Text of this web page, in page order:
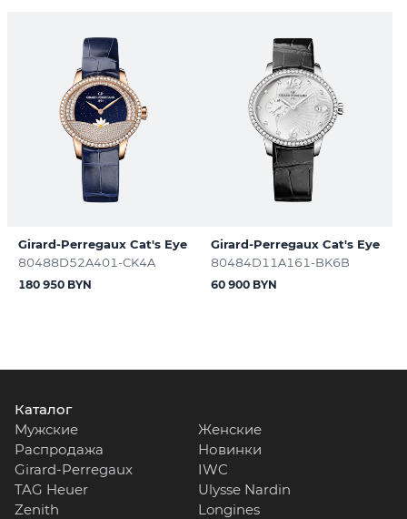
Girard-Perregaux Cat's Eye
80488D52A401-CK4A
180 950 BYN
Girard-Perregaux Cat's Eye
80484D11A161-BK6B
60 900 BYN
Каталог
Мужские
Женские
Распродажа
Новинки
Girard-Perregaux
IWC
TAG Heuer
Ulysse Nardin
Zenith
Longines